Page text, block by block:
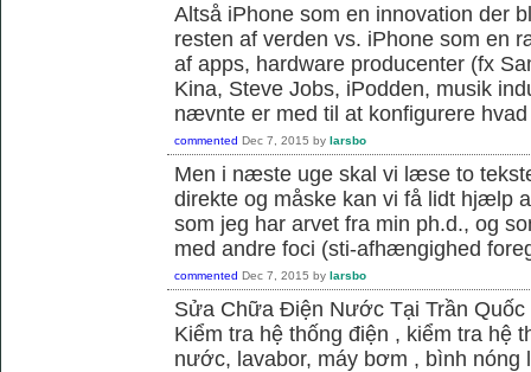
Altså iPhone som en innovation der
resten af verden vs. iPhone som en
af apps, hardware producenter (fx
Kina, Steve Jobs, iPodden, musik
nævnte er med til at konfigurere
commented Dec 7, 2015 by larsbo
Men i næste uge skal vi læse to
direkte og måske kan vi få lidt hjælp
som jeg har arvet fra min ph.d., og
med andre foci (sti-afhængighed
commented Dec 7, 2015 by larsbo
Sửa Chữa Điện Nước Tại Trần Quốc
Kiểm tra hệ thống điện , kiểm tra hệ
nước, lavabor, máy bơm , bình nóng